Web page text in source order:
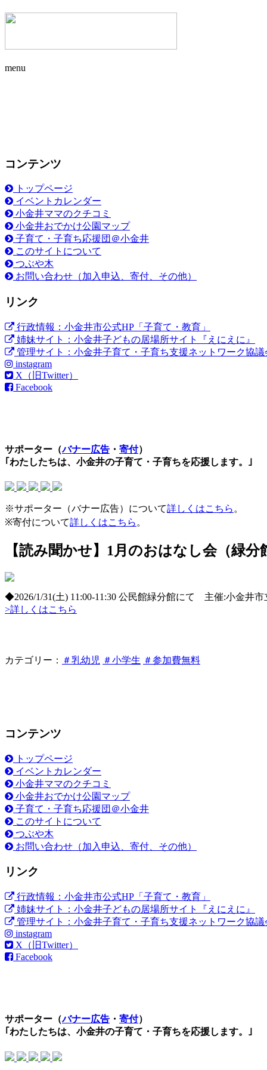
menu
コンテンツ
トップページ
イベントカレンダー
小金井ママのクチコミ
小金井おでかけ公園マップ
子育て・子育ち応援団＠小金井
このサイトについて
つぶや木
お問い合わせ（加入申込、寄付、その他）
リンク
行政情報：小金井市公式HP「子育て・教育」
姉妹サイト：小金井子どもの居場所サイト『えにえに』
管理サイト：小金井子育て・子育ち支援ネットワーク協議
instagram
X（旧Twitter）
Facebook
サポーター（バナー広告 ・ 寄付）
｢わたしたちは、小金井の子育て・子育ちを応援します。｣
※サポーター（バナー広告）について詳しくはこちら 。
※寄付について詳しくはこちら 。
【読み聞かせ】1月のおはなし会（緑分
◆2026/1/31(土) 11:00-11:30 公民館緑分館にて 主催:小金井
>詳しくはこちら
カテゴリー： ＃乳幼児 ＃小学生 ＃参加費無料
コンテンツ
トップページ
イベントカレンダー
小金井ママのクチコミ
小金井おでかけ公園マップ
子育て・子育ち応援団＠小金井
このサイトについて
つぶや木
お問い合わせ（加入申込、寄付、その他）
リンク
行政情報：小金井市公式HP「子育て・教育」
姉妹サイト：小金井子どもの居場所サイト『えにえに』
管理サイト：小金井子育て・子育ち支援ネットワーク協議
instagram
X（旧Twitter）
Facebook
サポーター（バナー広告 ・ 寄付）
｢わたしたちは、小金井の子育て・子育ちを応援します。｣